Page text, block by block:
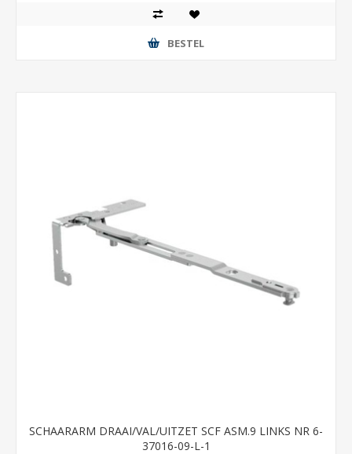
BESTEL
SCHAARARM DRAAI/VAL/UITZET SCF ASM.9 LINKS NR 6-
37016-09-L-1